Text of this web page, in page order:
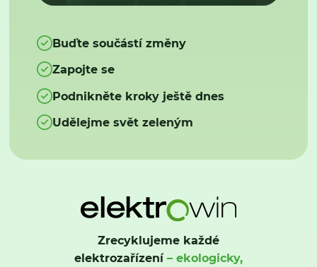
Buďte součástí změny
Zapojte se
Podnikněte kroky ještě dnes
Udělejme svět zeleným
Zrecyklujeme každé
elektrozařízení– ekologicky,